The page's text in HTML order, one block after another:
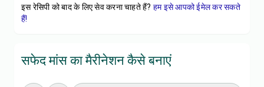
इस रेसिपी को बाद के लिए सेव करना चाहते हैं? हम इसे आपको ईमेल कर सकते
हैं!
सफेद मांस का मैरीनेशन कैसे बनाएं